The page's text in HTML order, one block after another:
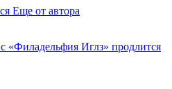
Еще от автора
«Филадельфия Иглз» продлится